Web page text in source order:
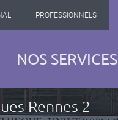
PROFESSIONNELS
NOS SERVICES
Rennes 2